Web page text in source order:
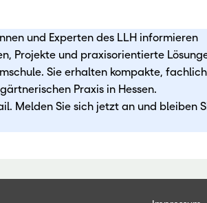
und Experten des LLH informieren
Projekte und praxisorientierte
Sie erhalten kompakte, fachlich
Praxis in Hessen.
Melden Sie sich jetzt an und bleiben